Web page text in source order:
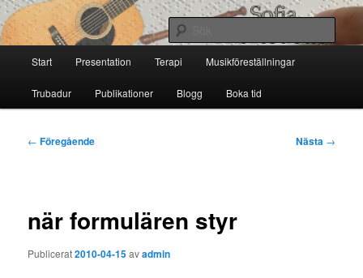
Hoppa
till
primärt
innehållSofia Thoresdotter
Start Presentation Terapi Musikföreställningar
Trubadur Publikationer Blogg Boka tid
Inläggsnavigering
← Föregående Nästa →
när formulären styr
Publicerat2010-04-15avadmin